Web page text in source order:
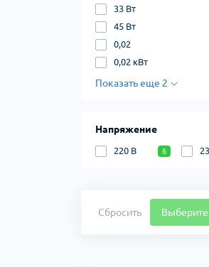
33 Вт
45 Вт
0,02
0,02 кВт
Показать еще 2
Напряжение
220 В 6
Сбросить